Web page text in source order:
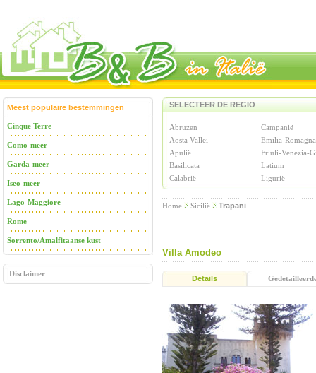
Meest populaire bestemmingen
Cinque Terre
Como-meer
Garda-meer
Iseo-meer
Lago-Maggiore
Rome
Sorrento/Amalfitaanse kust
Disclaimer
SELECTEER DE REGIO
Abruzen
Campanië
Aosta Vallei
Emilia-Romagna
Apulië
Friuli-Venezia-
Basilicata
Latium
Calabrië
Ligurië
Home Sicilië Trapani
Villa Amodeo
Details